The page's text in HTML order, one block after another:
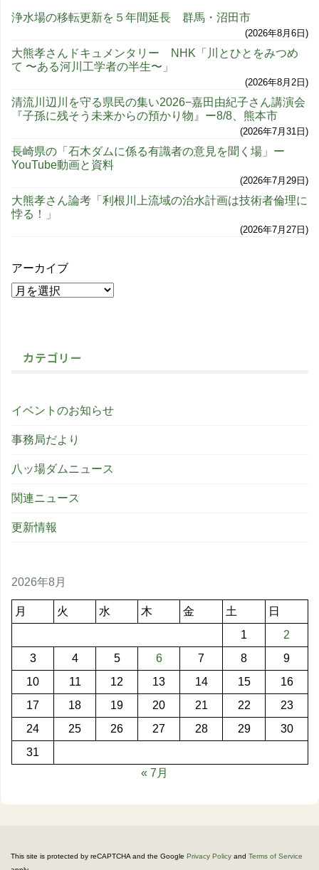
浄水場の移転更新を５年間延長 群馬・沼田市
2026年8月6日
大熊孝さんドキュメンタリー NHK「川とひとをみつめ
て 〜ある河川工学者の半生〜」
2026年8月2日
清流川辺川を守る県民の集い2026−嘉田由紀子さん講演会
『子孫に残そう未来からの預かり物』ー8/8、熊本市
2026年7月31日
長崎県の「石木ダムに係る有識者の意見を聞く場」ー
YouTube動画と資料
2026年7月29日
大熊孝さん論考「利根川上流域の治水計画は技術者倫理に
悖る！」
2026年7月27日
アーカイブ
カテゴリー
イベントのお知らせ
事務局だより
八ッ場ダムニュース
関連ニュース
更新情報
2026年8月
月 火 水 木 金 土
日
1
2
3
4 5 6 7 8
9
10
11 12 13 14 15
16
17
18 19 20 21 22
23
24
25 26 27 28 29
30
31
« 7月
This site is protected by reCAPTCHA and the Google Privacy Policy and Terms of Service